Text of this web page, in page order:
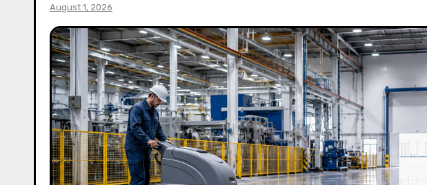
August 1, 2026